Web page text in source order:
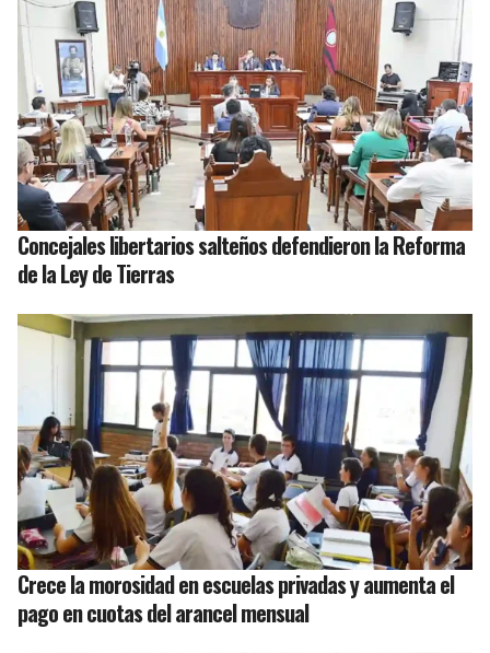
Concejales libertarios salteños defendieron la Reforma
de la Ley de Tierras
Crece la morosidad en escuelas privadas y aumenta el
pago en cuotas del arancel mensual